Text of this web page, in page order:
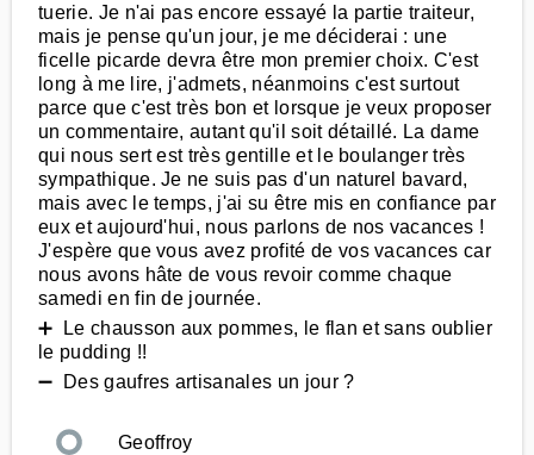
tuerie. Je n'ai pas encore essayé la partie traiteur,
mais je pense qu'un jour, je me déciderai : une
ficelle picarde devra être mon premier choix. C'est
long à me lire, j'admets, néanmoins c'est surtout
parce que c'est très bon et lorsque je veux proposer
un commentaire, autant qu'il soit détaillé. La dame
qui nous sert est très gentille et le boulanger très
sympathique. Je ne suis pas d'un naturel bavard,
mais avec le temps, j'ai su être mis en confiance par
eux et aujourd'hui, nous parlons de nos vacances !
J'espère que vous avez profité de vos vacances car
nous avons hâte de vous revoir comme chaque
samedi en fin de journée.
➕ Le chausson aux pommes, le flan et sans oublier
le pudding !!
➖ Des gaufres artisanales un jour ?
Geoffroy